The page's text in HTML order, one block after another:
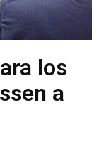
los
a